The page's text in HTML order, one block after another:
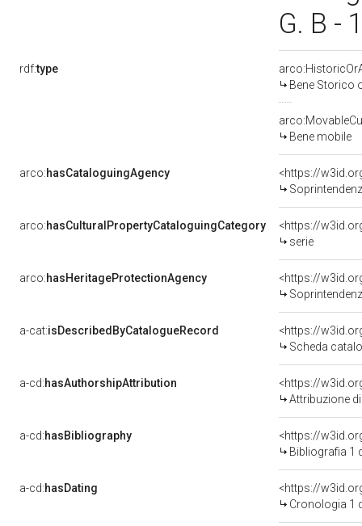
G. B -
rdf:type
Bene Storico
Bene mobile
arco:hasCataloguingAgency
<https://
arco:hasCulturalPropertyCataloguingCategory
<https://
serie
arco:hasHeritageProtectionAgency
<https://
a-cat:isDescribedByCatalogueRecord
<https://
Scheda
a-cd:hasAuthorshipAttribution
Attribuzione
a-cd:hasBibliography
<https://
Bibliografia 1
a-cd:hasDating
<https://
Cronologia 1